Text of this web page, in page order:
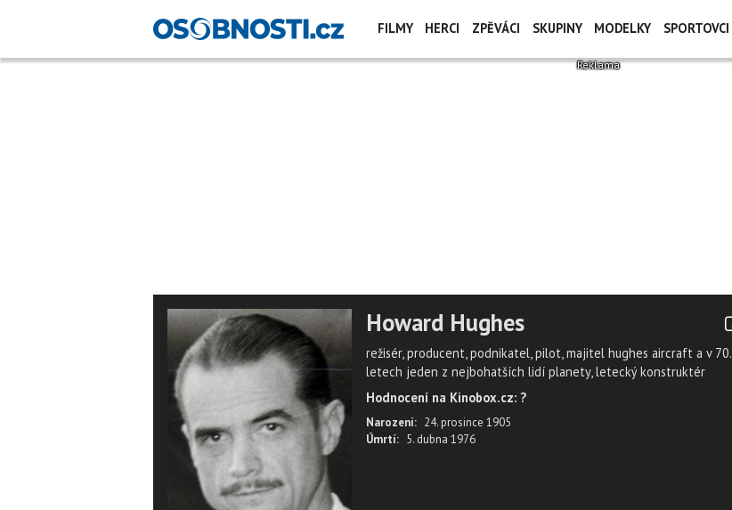
FILMY HERCI ZPĚVÁCI SKUPINY MODELKY SPORTOVCI
Howard Hughes
režisér, producent, podnikatel, pilot, majitel hughes aircraft a v 70.
letech jeden z nejbohatších lidí planety, letecký konstruktér
Hodnocení na Kinobox.cz: ?
Narození: 24. prosince 1905
Úmrtí: 5. dubna 1976